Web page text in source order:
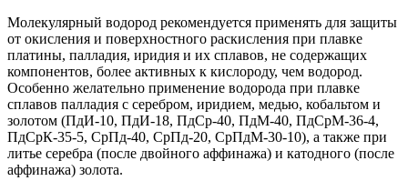
Молекулярный водород рекомендуется применять для защиты
от окисления и поверхностного раскисления при плавке
платины, палладия, иридия и их сплавов, не содержащих
компонентов, более активных к кислороду, чем водород.
Особенно желательно применение водорода при плавке
сплавов палладия с серебром, иридием, медью, кобальтом и
золотом (ПдИ-10, ПдИ-18, ПдСр-40, ПдМ-40, ПдСрМ-36-4,
ПдСрК-35-5, СрПд-40, СрПд-20, СрПдМ-30-10), а также при
литье серебра (после двойного аффинажа) и катодного (после
аффинажа) золота.